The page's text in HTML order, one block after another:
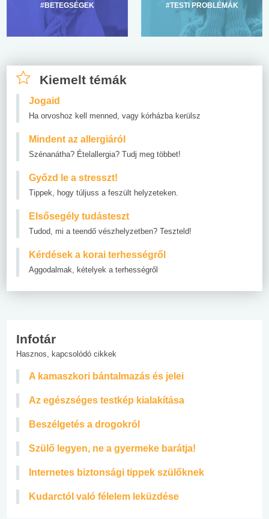
#BETEGSÉGEK #TESTI PROBLÉMÁK
Kiemelt témák
Jogaid
Ha orvoshoz kell menned, vagy kórházba kerülsz
Mindent az allergiáról
Szénanátha? Ételallergia? Tudj meg többet!
Győzd le a stresszt!
Tippek, hogy túljuss a feszült helyzeteken.
Elsősegély tudásteszt
Tudod, mi a teendő vészhelyzetben? Teszteld!
Kérdések a korai terhességről
Aggodalmak, kételyek a terhességről
Infotár
Hasznos, kapcsolódó cikkek
A kamaszkori bántalmazás és jelei
Az egészséges testkép kialakítása
Beszélgetés a drogokról
Szülő legyen, ne a gyermeke barátja!
Internetes biztonsági tippek szülőknek
Kudarctól való félelem leküzdése